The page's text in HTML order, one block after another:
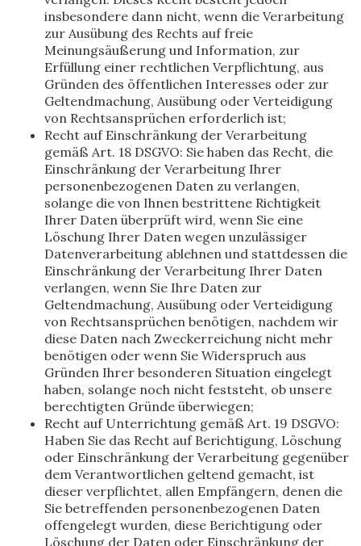
insbesondere dann nicht, wenn die Verarbeitung
zur Ausübung des Rechts auf freie
Meinungsäußerung und Information, zur
Erfüllung einer rechtlichen Verpflichtung, aus
Gründen des öffentlichen Interesses oder zur
Geltendmachung, Ausübung oder Verteidigung
von Rechtsansprüchen erforderlich ist;
Recht auf Einschränkung der Verarbeitung
gemäß Art. 18 DSGVO: Sie haben das Recht, die
Einschränkung der Verarbeitung Ihrer
personenbezogenen Daten zu verlangen,
solange die von Ihnen bestrittene Richtigkeit
Ihrer Daten überprüft wird, wenn Sie eine
Löschung Ihrer Daten wegen unzulässiger
Datenverarbeitung ablehnen und stattdessen die
Einschränkung der Verarbeitung Ihrer Daten
verlangen, wenn Sie Ihre Daten zur
Geltendmachung, Ausübung oder Verteidigung
von Rechtsansprüchen benötigen, nachdem wir
diese Daten nach Zweckerreichung nicht mehr
benötigen oder wenn Sie Widerspruch aus
Gründen Ihrer besonderen Situation eingelegt
haben, solange noch nicht feststeht, ob unsere
berechtigten Gründe überwiegen;
Recht auf Unterrichtung gemäß Art. 19 DSGVO:
Haben Sie das Recht auf Berichtigung, Löschung
oder Einschränkung der Verarbeitung gegenüber
dem Verantwortlichen geltend gemacht, ist
dieser verpflichtet, allen Empfängern, denen die
Sie betreffenden personenbezogenen Daten
offengelegt wurden, diese Berichtigung oder
Löschung der Daten oder Einschränkung der